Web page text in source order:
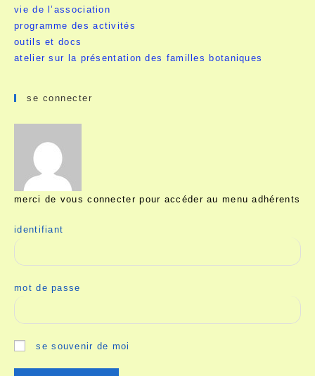
vie de l’association
programme des activités
outils et docs
atelier sur la présentation des familles botaniques
se connecter
merci de vous connecter pour accéder au menu adhérents
identifiant
mot de passe
se souvenir de moi